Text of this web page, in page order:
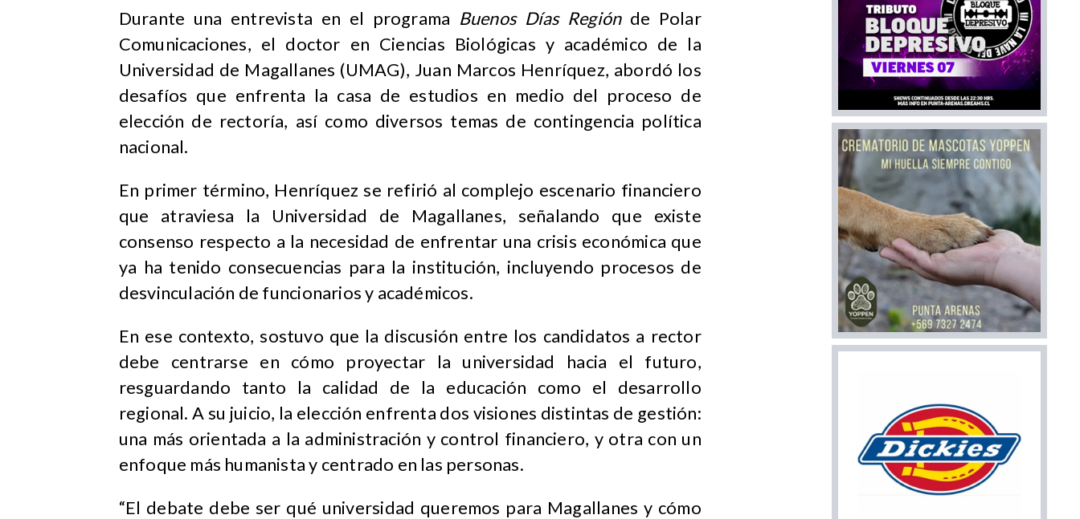
Durante una entrevista en el programa Buenos Días Regiónde Polar
Comunicaciones, el doctor en Ciencias Biológicas y académico de la
Universidad de Magallanes (UMAG), Juan Marcos Henríquez, abordó los
desafíos que enfrenta la casa de estudios en medio del proceso de
elección de rectoría, así como diversos temas de contingencia política
nacional.
En primer término, Henríquez se refirió al complejo escenario financiero
que atraviesa la Universidad de Magallanes, señalando que existe
consenso respecto a la necesidad de enfrentar una crisis económica que
ya ha tenido consecuencias para la institución, incluyendo procesos de
desvinculación de funcionarios y académicos.
En ese contexto, sostuvo que la discusión entre los candidatos a rector
debe centrarse en cómo proyectar la universidad hacia el futuro,
resguardando tanto la calidad de la educación como el desarrollo
regional. A su juicio, la elección enfrenta dos visiones distintas de gestión:
una más orientada a la administración y control financiero, y otra con un
enfoque más humanista y centrado en las personas.
“El debate debe ser qué universidad queremos para Magallanes y cómo